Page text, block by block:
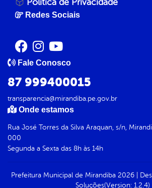
Redes Sociais
Fale Conosco
87 999400015
transparencia@mirandiba.pe.gov.br
Onde estamos
Rua José Torres da Silva Araquan, s/n,
000
Segunda a Sexta das 8h às 14h
Prefeitura Municipal de Mirandiba2026|
Soluções(Version: 1.2.4)